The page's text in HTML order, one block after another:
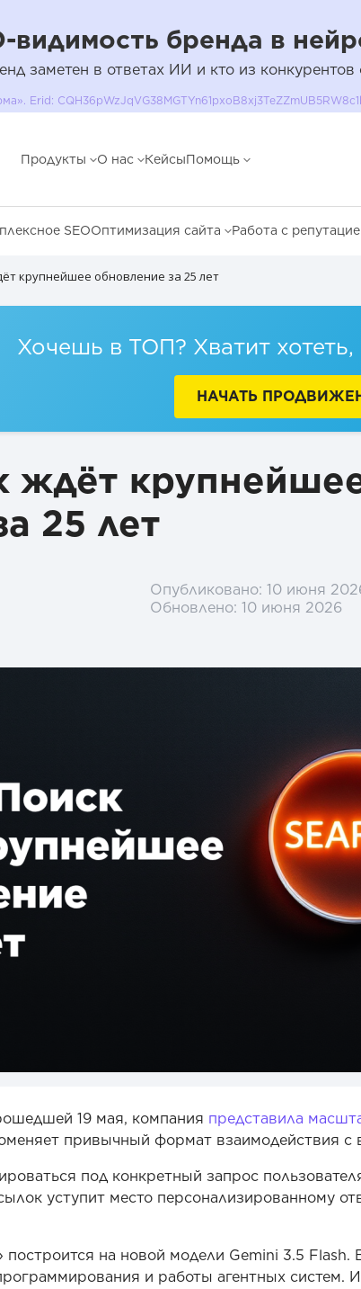
видимость бренда в
заметен в ответах ИИ и кто из
Erid:
Продукты О нас КейсыПомощь
SEOОптимизация сайта Работа с
крупнейшее обновление за 25 лет
Хочешь в ТОП? Хватит хотеть,
НАЧАТЬ
ждёт
25 лет
Опубликовано: 10 июня
Обновлено: 10 июня 2026
19 мая, компания представила
привычный формат взаимодействия с
под конкретный запрос
уступит место персонализированному
построится на новой модели Gemini 3.5 Flash.
и работы агентных систем.